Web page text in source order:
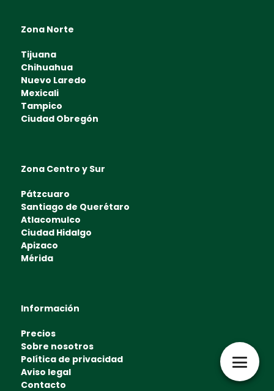
Zona Norte
Tijuana
Chihuahua
Nuevo Laredo
Mexicali
Tampico
Ciudad Obregón
Zona Centro y Sur
Pátzcuaro
Santiago de Querétaro
Atlacomulco
Ciudad Hidalgo
Apizaco
Mérida
Información
Precios
Sobre nosotros
Política de privacidad
Aviso legal
Contacto